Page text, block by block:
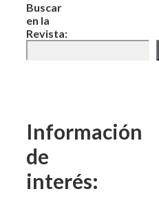
Buscar
en la
Revista:
Información
de
interés: